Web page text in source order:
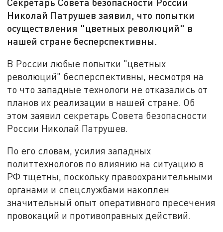
Николай Патрушев заявил, что попытки
осуществления "цветных революций" в
нашей стране бесперспективны.
В России любые попытки "цветных
революций" бесперспективны, несмотря на
то что западные технологи не отказались от
планов их реализации в нашей стране. Об
этом заявил секретарь Совета безопасности
России Николай Патрушев.
По его словам, усилия западных
политтехнологов по влиянию на ситуацию в
РФ тщетны, поскольку правоохранительными
органами и спецслужбами накоплен
значительный опыт оперативного пресечения
провокаций и противоправных действий.